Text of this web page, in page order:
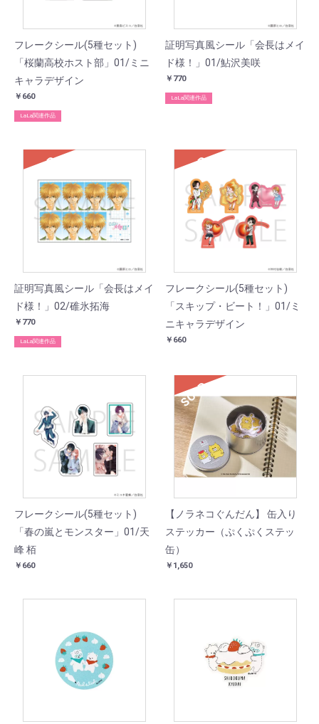
フレークシール(5種セット)
「桜蘭高校ホスト部」01/ミニ
キャラデザイン
￥660
LaLa関連作品
証明写真風シール「会長はメイ
ド様！」01/鮎沢美咲
￥770
LaLa関連作品
SOLD
証明写真風シール「会長はメイ
ド様！」02/碓氷拓海
￥770
LaLa関連作品
SOLD
フレークシール(5種セット)
「スキップ・ビート！」01/ミ
ニキャラデザイン
￥660
フレークシール(5種セット)
「春の嵐とモンスター」01/天
峰 栢
￥660
SOLD
【ノラネコぐんだん】 缶入り
ステッカー（ぷくぷくステッ
缶）
￥1,650